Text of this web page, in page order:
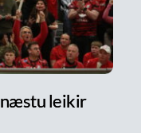
leikir